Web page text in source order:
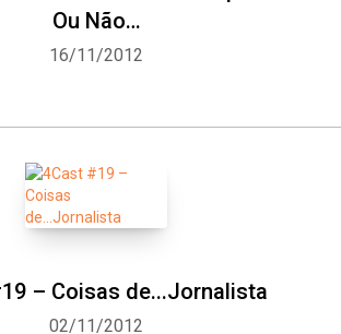
Ou Não…
16/11/2012
– Coisas de...Jornalista
02/11/2012